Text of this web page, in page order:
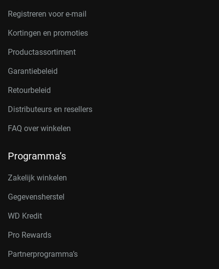
Registreren voor e-mail
Kortingen en promoties
Productassortiment
Garantiebeleid
Retourbeleid
Distributeurs en resellers
FAQ over winkelen
Programma’s
Zakelijk winkelen
Gegevensherstel
WD Kredit
Pro Rewards
Partnerprogramma’s